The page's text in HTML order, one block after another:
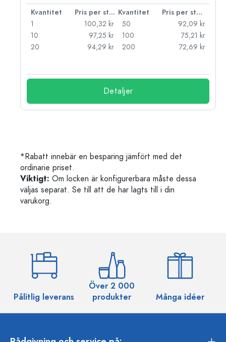
Kvantitet Pris per styck Kvantitet
Pris per styck
1
100,32 kr
10
97,25 kr
20
94,29 kr
50
92,09 kr
100
75,21 kr
200
72,69 kr
Detaljer
*Rabatt innebär en besparing jämfört med det
ordinarie priset.
Viktigt: Om locken är konfigurerbara måste dessa
väljas separat. Se till att de har lagts till i din
varukorg.
Pålitlig leverans
Över 2 000
produkter
Många idéer